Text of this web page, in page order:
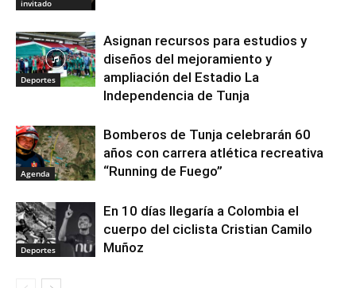
invitado
Deportes
Asignan recursos para estudios y
diseños del mejoramiento y
ampliación del Estadio La
Independencia de Tunja
Agenda
Bomberos de Tunja celebrarán 60
años con carrera atlética recreativa
“Running de Fuego”
Deportes
En 10 días llegaría a Colombia el
cuerpo del ciclista Cristian Camilo
Muñoz